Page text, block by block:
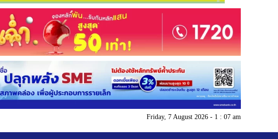
Friday, 7 August 2026 - 1 : 07 am